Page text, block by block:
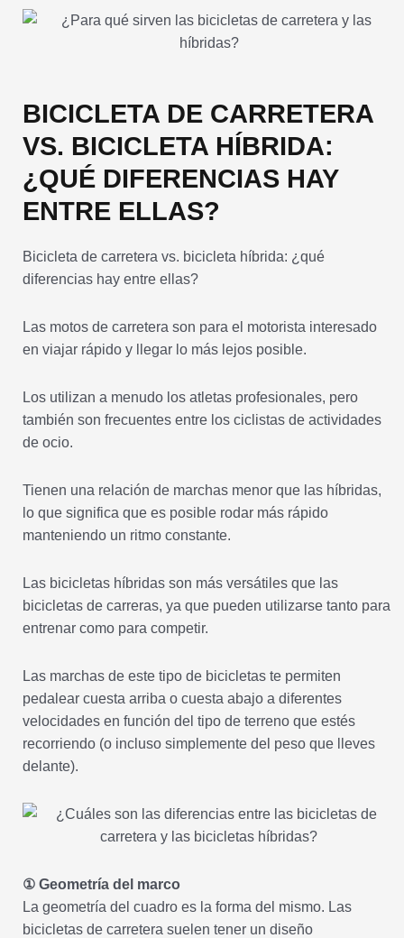
BICICLETA DE CARRETERA
VS. BICICLETA HÍBRIDA:
¿QUÉ DIFERENCIAS HAY
ENTRE ELLAS?
Bicicleta de carretera vs. bicicleta híbrida: ¿qué
diferencias hay entre ellas?
Las motos de carretera son para el motorista interesado
en viajar rápido y llegar lo más lejos posible.
Los utilizan a menudo los atletas profesionales, pero
también son frecuentes entre los ciclistas de actividades
de ocio.
Tienen una relación de marchas menor que las híbridas,
lo que significa que es posible rodar más rápido
manteniendo un ritmo constante.
Las bicicletas híbridas son más versátiles que las
bicicletas de carreras, ya que pueden utilizarse tanto para
entrenar como para competir.
Las marchas de este tipo de bicicletas te permiten
pedalear cuesta arriba o cuesta abajo a diferentes
velocidades en función del tipo de terreno que estés
recorriendo (o incluso simplemente del peso que lleves
delante).
① Geometría del marco
La geometría del cuadro es la forma del mismo. Las
bicicletas de carretera suelen tener un diseño